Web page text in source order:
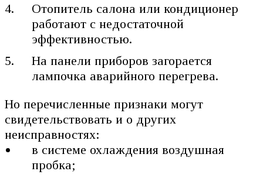
Отопитель салона или кондиционер
работают с недостаточной
эффективностью.
На панели приборов загорается
лампочка аварийного перегрева.
Но перечисленные признаки могут
свидетельствовать и о других
неисправностях:
в системе охлаждения воздушная
пробка;